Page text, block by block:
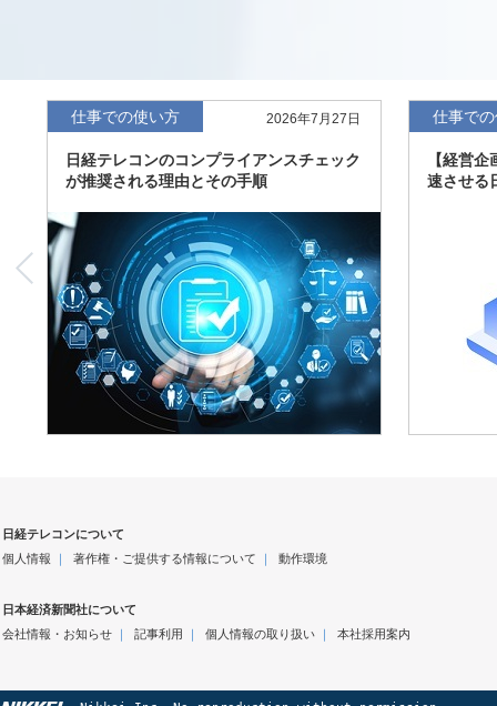
「日経POS情報マーケットレポート」の最新版、10～3月実
績の市場動向を速報
度の予想を実施
仕事での使い方 2026年7月27日
日経テレコンのコンプライアンスチェック
が推奨される理由とその手順
仕事で
【経営
速させる
日経テレコンについて
個人情報 ｜ 著作権・ご提供する情報について ｜ 動作環境
日本経済新聞社について
会社情報・お知らせ｜ 記事利用 ｜ 個人情報の取り扱い｜ 本社採用案内